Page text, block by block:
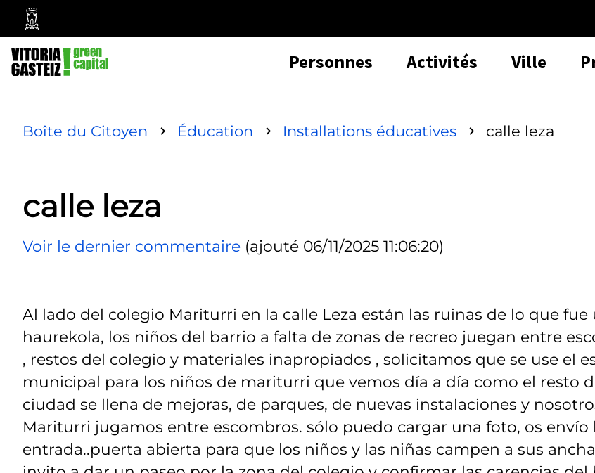
Mairie
de
Vitoria-
Gasteiz
Personnes Activités Ville
Boîte du Citoyen Éducation Installations éducatives calle leza
calle leza
Voir le dernier commentaire (ajouté 06/11/2025 11:06:20)
Al lado del colegio Mariturri en la calle Leza están las ruinas de lo que fue
haurekola, los niños del barrio a falta de zonas de recreo juegan entre
, restos del colegio y materiales inapropiados , solicitamos que se use el
municipal para los niños de mariturri que vemos día a día como el resto
ciudad se llena de mejoras, de parques, de nuevas instalaciones y
Mariturri jugamos entre escombros. sólo puedo cargar una foto, os envío
entrada..puerta abierta para que los niños y las niñas campen a sus